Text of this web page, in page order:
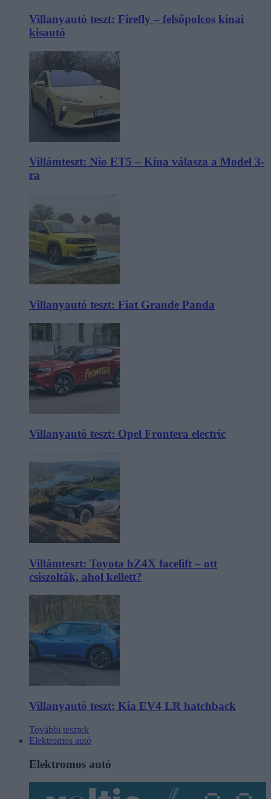
Villanyautó teszt: Firefly – felsőpolcos kínai
kisautó
Villámteszt: Nio ET5 – Kína válasza a Model 3-
ra
Villanyautó teszt: Fiat Grande Panda
Villanyautó teszt: Opel Frontera electric
Villámteszt: Toyota bZ4X facelift – ott
csiszolták, ahol kellett?
Villanyautó teszt: Kia EV4 LR hatchback
További tesztek
Elektromos autó
Elektromos autó